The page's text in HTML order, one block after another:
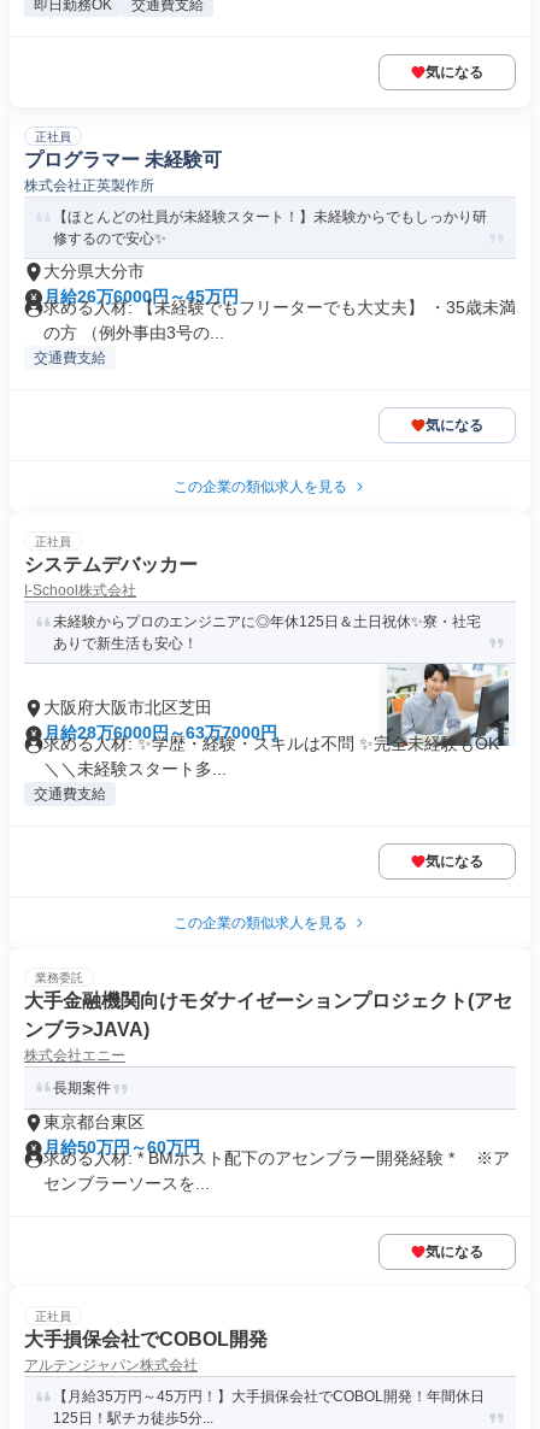
即日勤務OK 交通費支給
気になる
正社員
プログラマー 未経験可
株式会社正英製作所
【ほとんどの社員が未経験スタート！】未経験からでもしっかり研
修するので安心✨
大分県大分市
月給26万6000円～45万円
求める人材: 【未経験でもフリーターでも大丈夫】 ・35歳未満
の方 （例外事由3号の...
交通費支給
気になる
この企業の類似求人を見る
正社員
システムデバッカー
I-School株式会社
未経験からプロのエンジニアに◎年休125日＆土日祝休✨寮・社宅
ありで新生活も安心！
大阪府大阪市北区芝田
月給28万6000円～63万7000円
求める人材: ✨学歴・経験・スキルは不問 ✨完全未経験もOK
＼＼未経験スタート多...
交通費支給
気になる
この企業の類似求人を見る
業務委託
大手金融機関向けモダナイゼーションプロジェクト(アセ
ンブラ>JAVA)
株式会社エニー
長期案件
東京都台東区
月給50万円～60万円
求める人材: * BMホスト配下のアセンブラー開発経験 * ※ア
センブラーソースを...
気になる
正社員
大手損保会社でCOBOL開発
アルテンジャパン株式会社
【月給35万円～45万円！】大手損保会社でCOBOL開発！年間休日
125日！駅チカ徒歩5分...